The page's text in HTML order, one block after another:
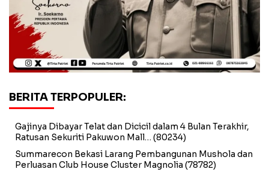
BERITA TERPOPULER:
Gajinya Dibayar Telat dan Dicicil dalam 4 Bulan Terakhir,
Ratusan Sekuriti Pakuwon Mall… (80234)
Summarecon Bekasi Larang Pembangunan Mushola dan
Perluasan Club House Cluster Magnolia (78782)